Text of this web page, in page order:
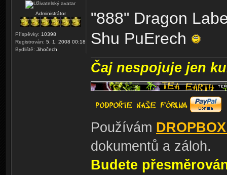
Administrátor
Příspěvky: 10398
Registrován: 5. 1. 2008 00:18
Bydliště: Jihočech
"888" Dragon
Shu PuErech
Čaj nespojuje jen
Používám
dokumentů a záloh.
Budete